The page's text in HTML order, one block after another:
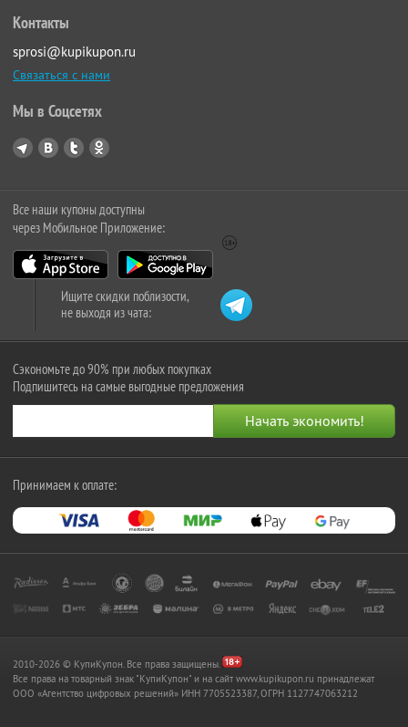
Контакты
sprosi@kupikupon.ru
Связаться с нами
Мы в Соцсетях
Все наши купоны доступны
через Мобильное Приложение:
Ищите скидки поблизости,
не выходя из чата:
Сэкономьте до 90% при любых покупках
Подпишитесь на самые выгодные предложения
Принимаем к оплате:
2010-2026 © КупиКупон. Все права защищены.
Все права на товарный знак "КупиКупон" и на сайт www.kupikupon.ru принадлежат
OOO «Агентство цифровых решений» ИНН 7705523387, ОГРН 1127747063212